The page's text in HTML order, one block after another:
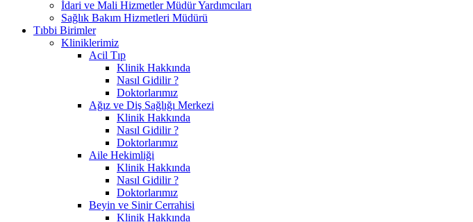
İdari ve Mali Hizmetler Müdür Yardımcıları
Sağlık Bakım Hizmetleri Müdürü
Tıbbi Birimler
Kliniklerimiz
Acil Tıp
Klinik Hakkında
Nasıl Gidilir ?
Doktorlarımız
Ağız ve Diş Sağlığı Merkezi
Klinik Hakkında
Nasıl Gidilir ?
Doktorlarımız
Aile Hekimliği
Klinik Hakkında
Nasıl Gidilir ?
Doktorlarımız
Beyin ve Sinir Cerrahisi
Klinik Hakkında